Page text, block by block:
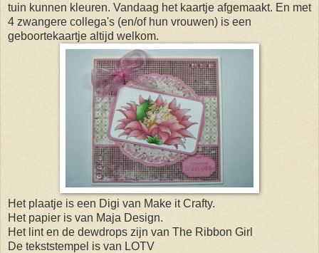
tuin kunnen kleuren. Vandaag het kaartje afgemaakt. En met
4 zwangere collega's (en/of hun vrouwen) is een
geboortekaartje altijd welkom.
Het plaatje is een Digi van Make it Crafty.
Het papier is van Maja Design.
Het lint en de dewdrops zijn van The Ribbon Girl
De tekststempel is van LOTV